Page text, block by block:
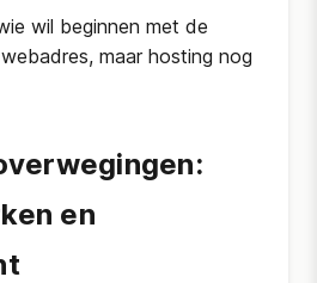
wil beginnen met de
maar hosting nog
en